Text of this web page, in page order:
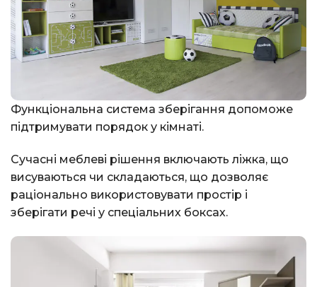
Функціональна система зберігання допоможе
підтримувати порядок у кімнаті.
Сучасні меблеві рішення включають ліжка, що
висуваються чи складаються, що дозволяє
раціонально використовувати простір і
зберігати речі у спеціальних боксах.